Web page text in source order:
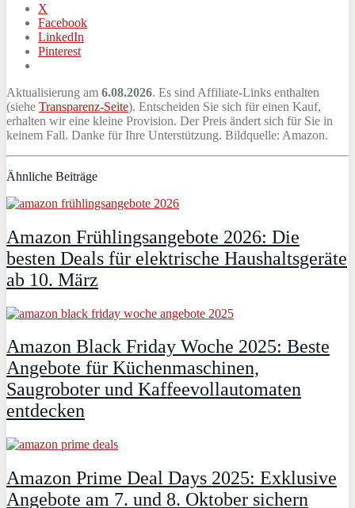
X
Facebook
LinkedIn
Pinterest
Aktualisierung am 6.08.2026. Es sind Affiliate-Links enthalten
(siehe Transparenz-Seite). Entscheiden Sie sich für einen Kauf,
erhalten wir eine kleine Provision. Der Preis ändert sich für Sie in
keinem Fall. Danke für Ihre Unterstützung. Bildquelle: Amazon.
Ähnliche Beiträge
Amazon Frühlingsangebote 2026: Die
besten Deals für elektrische Haushaltsgeräte
ab 10. März
Amazon Black Friday Woche 2025: Beste
Angebote für Küchenmaschinen,
Saugroboter und Kaffeevollautomaten
entdecken
Amazon Prime Deal Days 2025: Exklusive
Angebote am 7. und 8. Oktober sichern